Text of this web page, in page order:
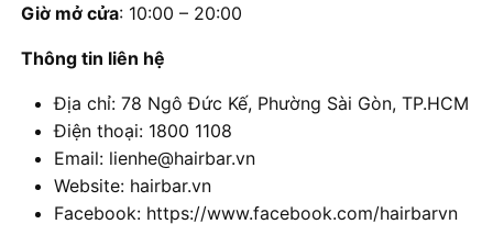
Giờ mở cửa: 10:00 – 20:00
Thông tin liên hệ
Địa chỉ: 78 Ngô Đức Kế, Phường Sài Gòn, TP.HCM
Điện thoại: 1800 1108
Email: lienhe@hairbar.vn
Website: hairbar.vn
Facebook: https://www.facebook.com/hairbarvn